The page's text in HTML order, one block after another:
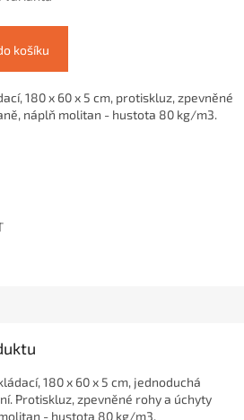
košíku
180 x 60 x 5 cm, protiskluz, zpevněné
náplň molitan - hustota 80 kg/m3.
180 x 60 x 5 cm, jednoduchá
Protiskluz, zpevněné rohy a úchyty
- hustota 80 kg/m3.